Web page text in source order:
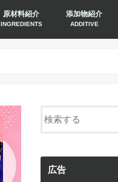
原材料紹介
INGREDIENTS
添加物紹介
ADDITIVE
広告